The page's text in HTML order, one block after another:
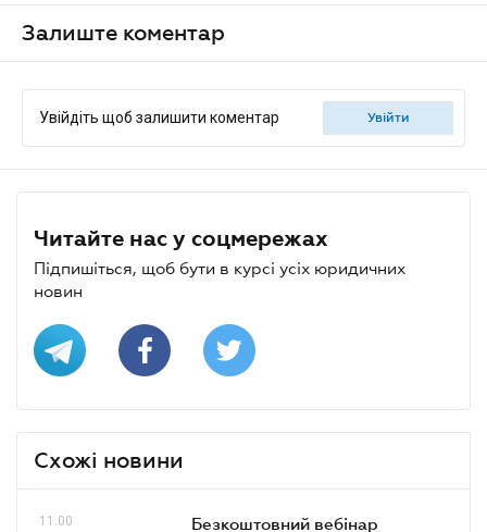
Залиште коментар
Увійдіть щоб залишити коментар увійти
Читайте нас у соцмережах
Підпишіться, щоб бути в курсі усіх юридичних
новин
Схожі новини
11.00
Безкоштовний вебінар